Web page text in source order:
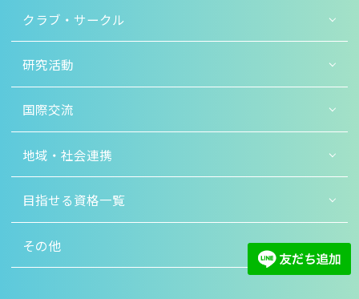
クラブ・サークル
研究活動
国際交流
地域・社会連携
目指せる資格一覧
その他